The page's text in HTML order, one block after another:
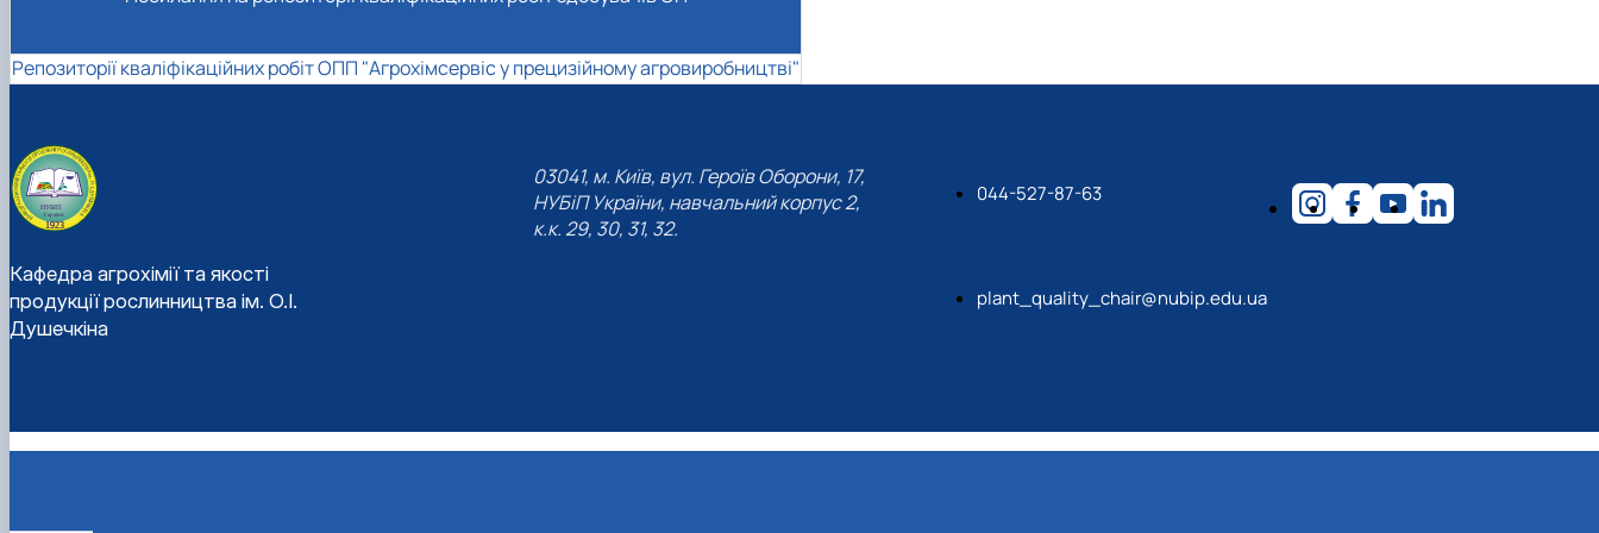
Репозиторії кваліфікаційних робіт ОПП "Агрохімсервіс у прецизійному агровиробництві"
Кафедра агрохімії та якості
продукції рослинництва ім. О.І.
Душечкіна
03041, м. Київ, вул. Героїв Оборони, 17,
НУБіП України, навчальний корпус 2,
к.к. 29, 30, 31, 32.
044-527-87-63
plant_quality_chair@nubip.edu.ua